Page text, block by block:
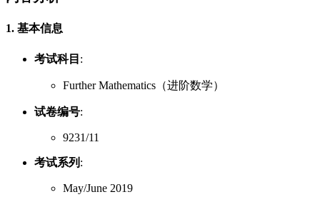
1. 基本信息
考试科目 :
Further Mathematics（进阶数学）
试卷编号:
9231/11
考试系列 :
May/June 2019